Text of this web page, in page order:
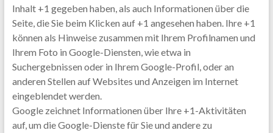
Inhalt +1 gegeben haben, als auch Informationen über die
Seite, die Sie beim Klicken auf +1 angesehen haben. Ihre +1
können als Hinweise zusammen mit Ihrem Profilnamen und
Ihrem Foto in Google-Diensten, wie etwa in
Suchergebnissen oder in Ihrem Google-Profil, oder an
anderen Stellen auf Websites und Anzeigen im Internet
eingeblendet werden.
Google zeichnet Informationen über Ihre +1-Aktivitäten
auf, um die Google-Dienste für Sie und andere zu